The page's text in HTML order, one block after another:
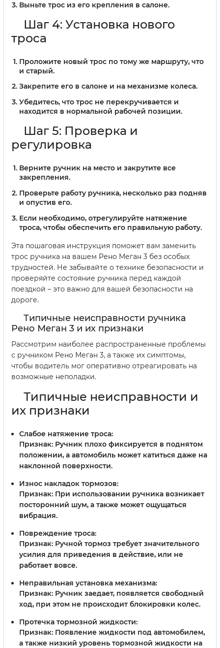
Выньте трос из его крепления в салоне.
Шаг 4: Установка нового
троса
Проложите новый трос по тому же маршруту, что
и старый.
Закрепите его в салоне и на механизме колеса.
Убедитесь, что трос не перекручивается и
находится в нормальной рабочей позиции.
Шаг 5: Проверка и
регулировка
Верните ручник на место и закрутите все
закрепления.
Проверьте работу ручника, несколько раз подняв
и опустив его.
Если необходимо, отрегулируйте натяжение
троса, чтобы обеспечить его правильную работу.
Эта пошаговая инструкция поможет вам заменить
трос ручника на вашем Рено Меган 3 без особых
трудностей. Не забывайте о технике безопасности и
проверяйте состояние ручника перед каждой
поездкой – это важно для вашей безопасности на
дороге.
Типичные неисправности ручника
Рено Меган 3 и их признаки
Рассмотрим наиболее распространенные проблемы
с ручником Рено Меган 3, а также их симптомы,
чтобы водитель мог оперативно отреагировать на
возможные неполадки.
Типичные неисправности и
их признаки
Слабое натяжение троса:
Признак: Ручник плохо фиксируется в поднятом
положении, а автомобиль может катиться даже на
наклонной поверхности.
Износ накладок тормозов:
Признак: При использовании ручника возникает
посторонний шум, а также может ощущаться
вибрация.
Повреждение троса:
Признак: Ручной тормоз требует значительного
усилия для приведения в действие, или не
работает вовсе.
Неправильная установка механизма:
Признак: Ручник заедает, появляется свободный
ход, при этом не происходит блокировки колес.
Протечка тормозной жидкости:
Признак: Появление жидкости под автомобилем,
а также низкий уровень тормозной жидкости на